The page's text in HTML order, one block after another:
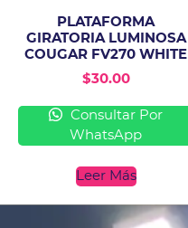
PLATAFORMA
GIRATORIA LUMINOSA
COUGAR FV270 WHITE
$30.00
Consultar Por
WhatsApp
Leer Más